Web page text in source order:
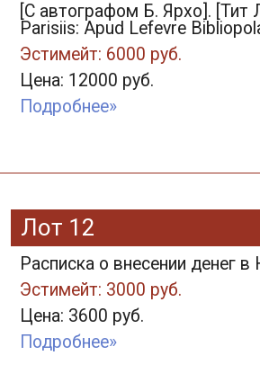
[С автографом Б. Ярхо]. [Тит
Parisiis: Apud Lefevre
Эстимейт: 6000 руб.
Цена: 12000 руб.
Подробнее»
Лот 12
Расписка о внесении денег
Эстимейт: 3000 руб.
Цена: 3600 руб.
Подробнее»